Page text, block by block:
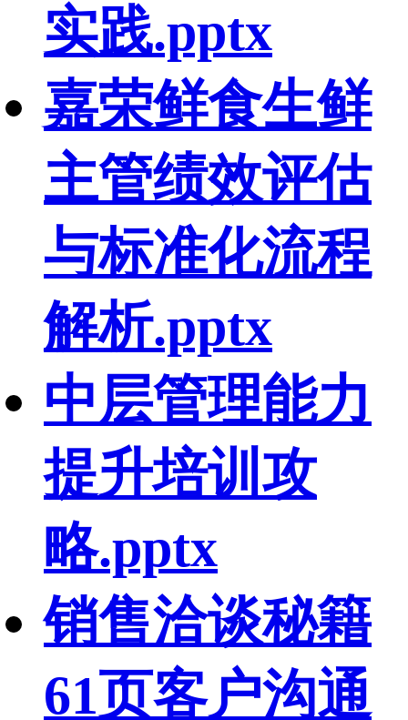
实践.pptx
嘉荣鲜食生鲜
主管绩效评估
与标准化流程
解析.pptx
中层管理能力
提升培训攻
略.pptx
销售洽谈秘籍
61页客户沟通